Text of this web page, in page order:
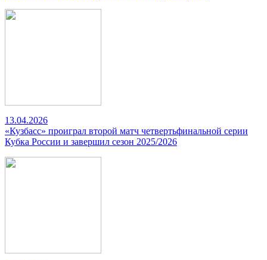
13.04.2026
«Кузбасс» проиграл второй матч четвертьфинальной серии
Кубка России и завершил сезон 2025/2026